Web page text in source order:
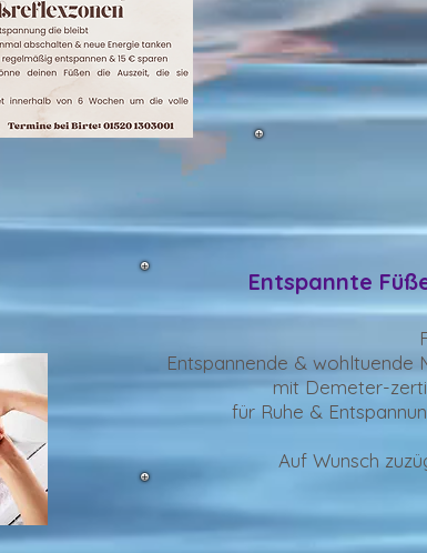
Entspannte
Entspannende & wohltuende
mit Demeter-
für Ruhe &
Auf Wunsch